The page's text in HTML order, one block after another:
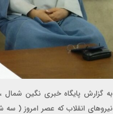
به گزارش پایگاه خبری نگین